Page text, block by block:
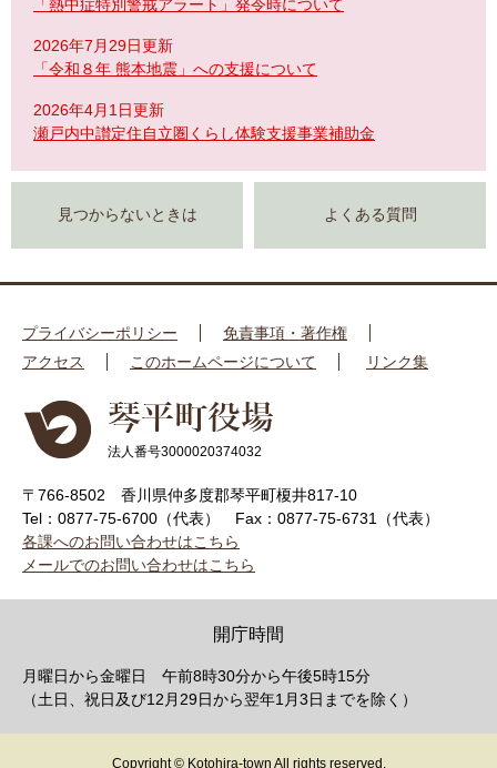
「熱中症特別警戒アラート」発令時について
2026年7月29日更新
「令和８年 熊本地震」への支援について
2026年4月1日更新
瀬戸内中讃定住自立圏くらし体験支援事業補助金
見つからないときは よくある質問
プライバシーポリシー
免責事項・著作権
アクセス
このホームページについて リンク集
法人番号3000020374032
〒766-8502 香川県仲多度郡琴平町榎井817-10
Tel：0877-75-6700（代表）
Fax：0877-75-6731（代表）
各課へのお問い合わせはこちら
メールでのお問い合わせはこちら
開庁時間
月曜日から金曜日 午前8時30分から午後5時15分
（土日、祝日及び12月29日から翌年1月3日までを除く）
Copyright © Kotohira-town All rights reserved.